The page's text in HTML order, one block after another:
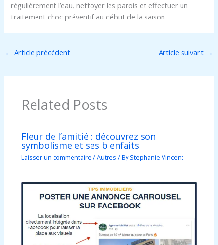
régulièrement l’eau, nettoyer les parois et effectuer un
traitement choc préventif au début de la saison.
← Article précédent Article suivant →
Related Posts
Fleur de l’amitié : découvrez son
symbolisme et ses bienfaits
Laisser un commentaire /Autres / ByStephanie Vincent